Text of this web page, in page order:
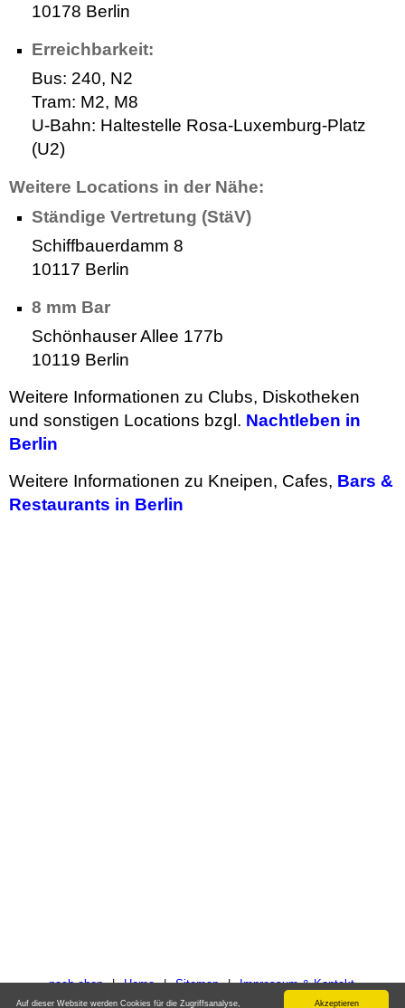
10178 Berlin
Erreichbarkeit:
Bus: 240, N2
Tram: M2, M8
U-Bahn: Haltestelle Rosa-Luxemburg-Platz
(U2)
Weitere Locations in der Nähe:
Ständige Vertretung (StäV)
Schiffbauerdamm 8
10117 Berlin
8 mm Bar
Schönhauser Allee 177b
10119 Berlin
Weitere Informationen zu Clubs, Diskotheken
und sonstigen Locations bzgl. Nachtleben in
Berlin
Weitere Informationen zu Kneipen, Cafes, Bars &
Restaurants in Berlin
nach oben | Home | Sitemap | Impressum & Kontakt
©: www.berlin-travel-sightseeing.com
Akzeptieren
Auf dieser Website werden Cookies für die Zugriffsanalyse,